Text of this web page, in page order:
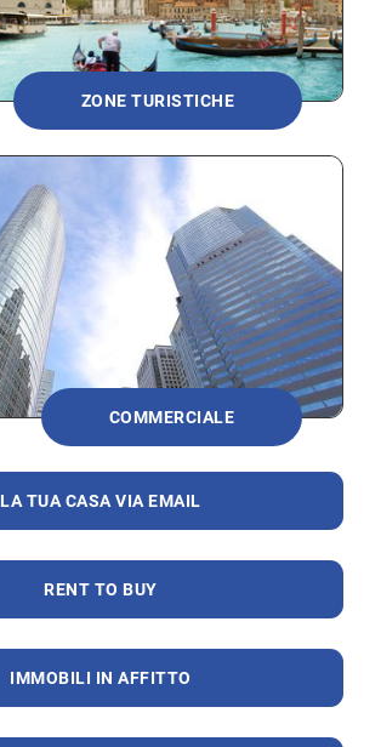
ZONE TURISTICHE
COMMERCIALE
LA TUA CASA VIA EMAIL
RENT TO BUY
IMMOBILI IN AFFITTO